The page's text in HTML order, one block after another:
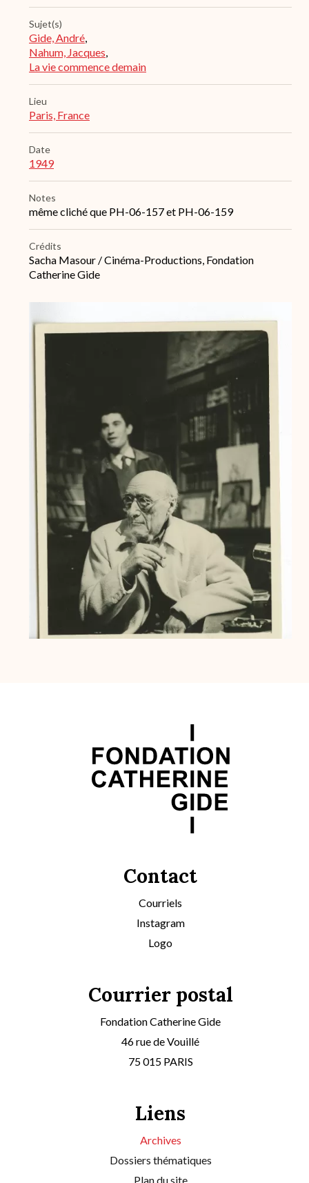
Sujet(s)
Gide, André,
Nahum, Jacques,
La vie commence demain
Lieu
Paris, France
Date
1949
Notes
même cliché que PH-06-157 et PH-06-159
Crédits
Sacha Masour / Cinéma-Productions, Fondation
Catherine Gide
Contact
Courriels
Instagram
Logo
Courrier postal
Fondation Catherine Gide
46 rue de Vouillé
75 015 PARIS
Liens
Archives
Dossiers thématiques
Plan du site